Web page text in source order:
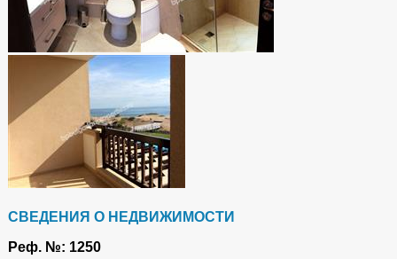
СВЕДЕНИЯ О НЕДВИЖИМОСТИ
Реф. №: 1250